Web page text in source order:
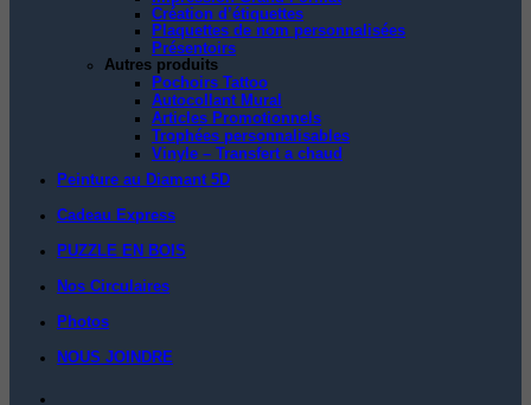
Création d’étiquettes
Plaquettes de nom personnalisées
Présentoirs
Autres produits
Pochoirs Tattoo
Autocollant Mural
Articles Promotionnels
Trophées personnalisables
Vinyle – Transfert a chaud
Peinture au Diamant 5D
Cadeau Express
PUZZLE EN BOIS
Nos Circulaires
Photos
NOUS JOINDRE